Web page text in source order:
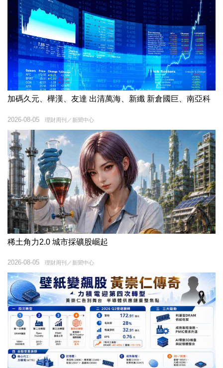
加碼久元、樺漢、友達 出清萬海、新纖 新倉國巨、南亞科
理財周刊／新聞中心
2026-08-05
稀土角力2.0 城市採礦股崛起
理財周刊／新聞中心
2026-08-05